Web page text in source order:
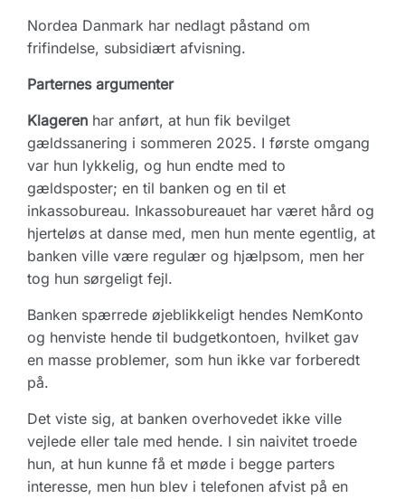
Nordea Danmark har nedlagt påstand om
frifindelse, subsidiært afvisning.
Parternes argumenter
Klageren har anført, at hun fik bevilget
gældssanering i sommeren 2025. I første omgang
var hun lykkelig, og hun endte med to
gældsposter; en til banken og en til et
inkassobureau. Inkassobureauet har været hård og
hjerteløs at danse med, men hun mente egentlig, at
banken ville være regulær og hjælpsom, men her
tog hun sørgeligt fejl.
Banken spærrede øjeblikkeligt hendes NemKonto
og henviste hende til budgetkontoen, hvilket gav
en masse problemer, som hun ikke var forberedt
på.
Det viste sig, at banken overhovedet ikke ville
vejlede eller tale med hende. I sin naivitet troede
hun, at hun kunne få et møde i begge parters
interesse, men hun blev i telefonen afvist på en